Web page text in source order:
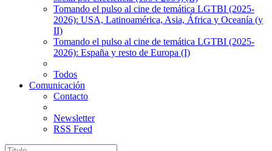
Tomando el pulso al cine de temática LGTBI (2025-
2026): USA, Latinoamérica, Asia, África y Oceanía (y
II)
Tomando el pulso al cine de temática LGTBI (2025-
2026): España y resto de Europa (I)
Todos
Comunicación
Contacto
Newsletter
RSS Feed